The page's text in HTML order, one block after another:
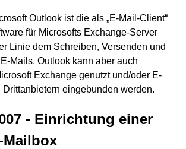
Outlook ist die als „E-Mail-Client“
für Microsofts Exchange-Server
Linie dem Schreiben, Versenden und
Mails. Outlook kann aber auch
Exchange genutzt und/oder E-
Drittanbietern eingebunden werden.
- Einrichtung einer
Mailbox